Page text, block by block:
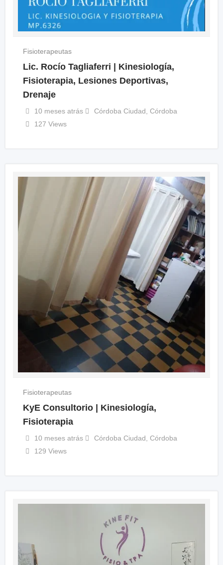
Fisioterapeutas
Lic. Rocío Tagliaferri | Kinesiología,
Fisioterapia, Lesiones Deportivas,
Drenaje
10 meses atrás Córdoba Ciudad Córdoba
127 Views
Fisioterapeutas
KyE Consultorio | Kinesiología,
Fisioterapia
10 meses atrás Córdoba Ciudad, Córdoba
129 Views